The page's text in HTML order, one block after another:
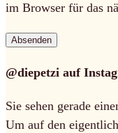
im Browser für das
@diepetzi auf
Sie sehen gerade
Um auf den